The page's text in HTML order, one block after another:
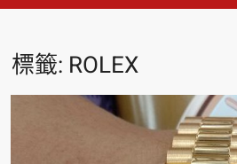
標籤: ROLEX